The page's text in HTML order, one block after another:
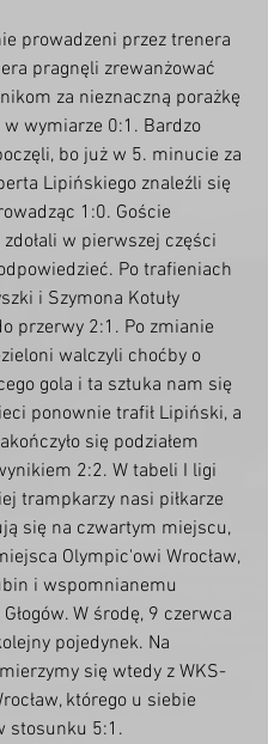
prowadzeni przez trenera
pragnęli zrewanżować
za nieznaczną porażkę
w wymiarze 0:1. Bardzo
bo już w 5. minucie za
Lipińskiego znaleźli się
1:0. Goście
w pierwszej części
Po trafieniach
i Szymona Kotuły
przerwy 2:1. Po zmianie
walczyli choćby o
gola i ta sztuka nam się
ponownie trafił Lipiński, a
się podziałem
2:2. W tabeli I ligi
trampkarzy nasi piłkarze
się na czwartym miejscu,
Olympic'owi Wrocław,
i wspomnianemu
W środę, 9 czerwca
pojedynek. Na
się wtedy z WKS-
którego u siebie
stosunku 5:1.